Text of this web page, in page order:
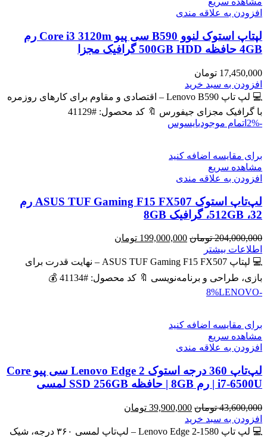
افزودن به علاقه مندی
لپتاپ استوک لنوو B590 سی پیو Core i3 3120m رم
4GB حافظه 500GB HDD گرافیک مجزا
17,450,000 تومان
افزودن به سبد خرید
💻 لپ تاپ Lenovo B590 – اقتصادی و مقاوم برای کارهای روزمره
با گرافیک مجزای جیفورس 🔖 کد محصول: #41129
-2%
اتمام موجودیایسوس
برای مقایسه اضافه کنید
مشاهده سریع
افزودن به علاقه مندی
لپ‌تاپ استوک ASUS TUF Gaming F15 FX507 رم
32، 512GB، گرافیک 8GB
204,000,000 تومان قیمت
204,000,000 تومان
199,000,000 تومان
199,000,000 تومان
است.
اطلاعات بیشتر
💻 لپتاپ ASUS TUF Gaming F15 FX507 – نهایت قدرت برای
بازی، طراحی و برنامه‌نویسی 🔖 کد محصول: #41134 💰
-8%
LENOVO
برای مقایسه اضافه کنید
مشاهده سریع
افزودن به علاقه مندی
لپ‌تاپ 360 درجه استوک Lenovo Edge 2 سی پیو Core
i7-6500U | رم 8GB | حافظه SSD 256GB لمسی
43,600,000 تومان قیمت
اصلی
43,600,000 تومان
39,900,000 تومان
39,900,000 تومان
افزودن به سبد خرید
💻 لپ تاپ Lenovo Edge 2-1580 – لپ‌تاپ لمسی ۳۶۰ درجه، شیک